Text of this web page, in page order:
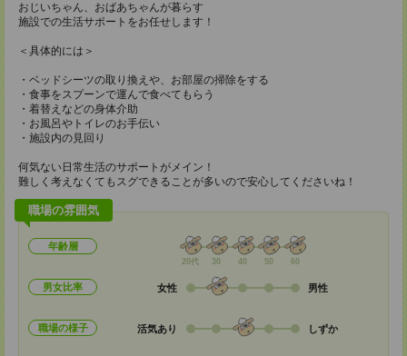
おじいちゃん、おばあちゃんが暮らす
施設での生活サポートをお任せします！
＜具体的には＞
・ベッドシーツの取り換えや、お部屋の掃除をする
・食事をスプーンで運んで食べてもらう
・着替えなどの身体介助
・お風呂やトイレのお手伝い
・施設内の見回り
何気ない日常生活のサポートがメイン！
難しく考えなくてもスグできることが多いので安心してくださいね！
職場の雰囲気
年齢層
20代 30 40 50 60
男女比率 女性 男性
職場の様子 活気あり しずか